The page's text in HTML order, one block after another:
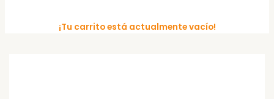
¡Tu carrito está actualmente vacío!